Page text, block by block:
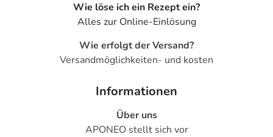
Wie löse ich ein Rezept ein?
Alles zur Online-Einlösung
Wie erfolgt der Versand?
Versandmöglichkeiten- und kosten
Informationen
Über uns
APONEO stellt sich vor